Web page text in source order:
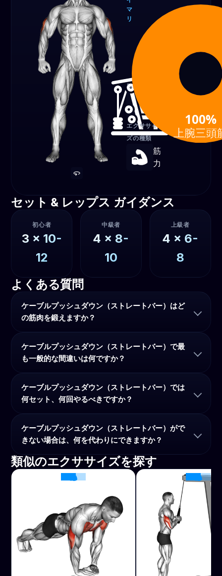
マ
リ
器具
エクササイ
ズの種類
筋
力
100%
上腕三頭
セット & レップス ガイダンス
初心者
3 x 10-
12
中級者
4 x 8-
10
上級者
4 x 6-
8
よくある質問
ケーブルプッシュダウン（ストレートバー）はど
の筋肉を鍛えますか？
ケーブルプッシュダウン（ストレートバー）で最
も一般的な間違いは何ですか？
ケーブルプッシュダウン（ストレートバー）では
何セット、何回やるべきですか？
ケーブルプッシュダウン（ストレートバー）がで
きない場合は、何を代わりにできますか？
類似のエクササイズを探す